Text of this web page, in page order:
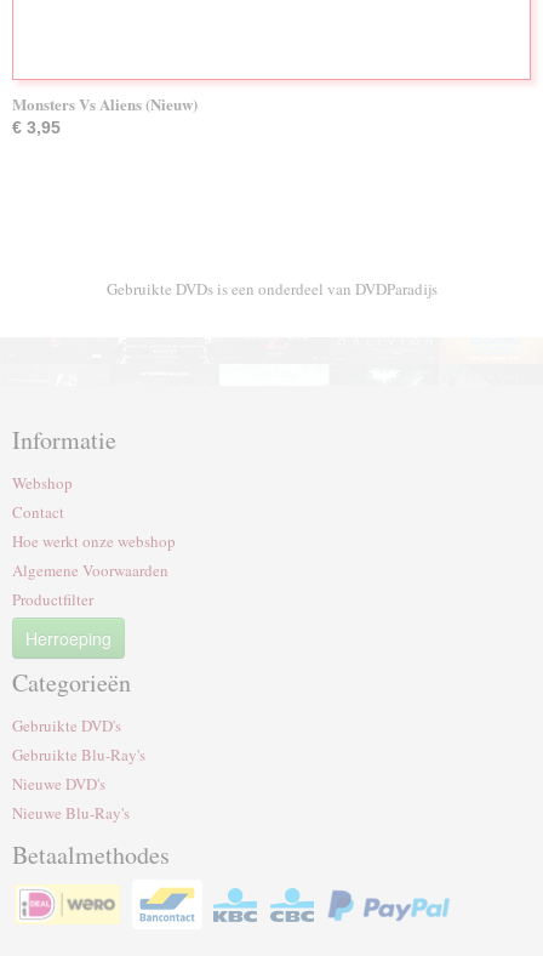
Monsters Vs Aliens (Nieuw)
€ 3,95
Gebruikte DVDs is een onderdeel van DVDParadijs
Informatie
Webshop
Contact
Hoe werkt onze webshop
Algemene Voorwaarden
Productfilter
Herroeping
Categorieën
Gebruikte DVD's
Gebruikte Blu-Ray's
Nieuwe DVD's
Nieuwe Blu-Ray's
Betaalmethodes